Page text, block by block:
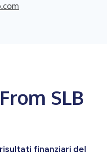
SLB
finanziari del